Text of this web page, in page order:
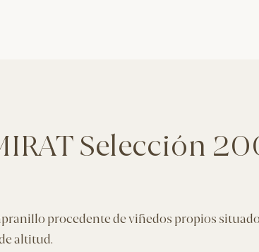
Selección
procedente de viñedos propios
altitud.